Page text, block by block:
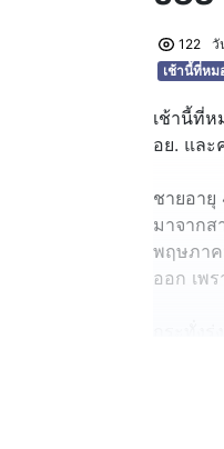
122
วั
เช้านี้ที่หม
เช้านี้ที่
อย. และ
ชายอายุ
มาจากส
พฤษภาค
ออก เพ
ออกจา